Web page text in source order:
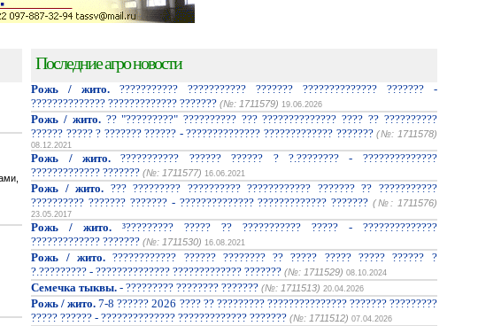
Последние агро новости
Рожь / жито. ??????????? ??????????? ??????? ?????????????? ??????? -
?????????????? ????????????? ??????? (№: 1711579) 19.06.2026
Рожь / жито.?? "?????????" ?????????? ??? ?????????????? ???? ?? ??????????
?????? ????? ? ??????? ?????? - ?????????????? ????????????? ??????? (№: 1711578)
08.12.2021
Рожь / жито. ??????????? ?????? ?????? ? ?.???????? - ??????????????
????????????? ??????? (№: 1711577) 16.06.2021
Рожь / жито. ??? ????????? ?????????? ???????????? ??????? ?? ???????????
?????????? ??????? ??????? - ?????????????? ????????????? ??????? (№: 1711576)
23.05.2017
Рожь / жито. ³????????? ????? ?? ??????????? ????? - ??????????????
????????????? ??????? (№: 1711530) 16.08.2021
Рожь / жито.???????????? ?????? ???????? ?? ????? ????? ????? ?????? ?
?.????????? - ?????????????? ????????????? ??????? (№: 1711529) 08.10.2024
Семечка тыквы. - ????????? ???????? ??????? (№: 1711513) 20.04.2026
Рожь / жито. 7-8 ?????? 2026 ???? ?? ????????? ??????????????? ??????? ?????????
????? ?????? - ?????????????? ????????????? ??????? (№: 1711512) 07.04.2026